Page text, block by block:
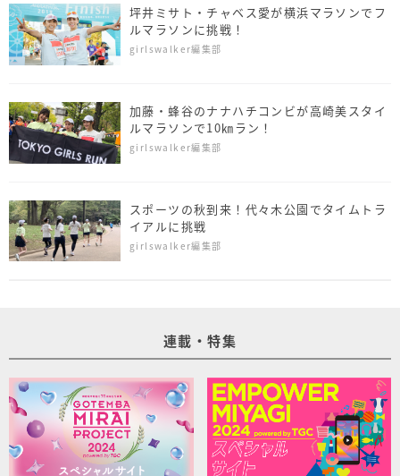
坪井ミサト・チャベス愛が横浜マラソンでフ
ルマラソンに挑戦！
girlswalker編集部
加藤・蜂谷のナナハチコンビが高崎美スタイ
ルマラソンで10㎞ラン！
girlswalker編集部
スポーツの秋到来！代々木公園でタイムトラ
イアルに挑戦
girlswalker編集部
連載・特集